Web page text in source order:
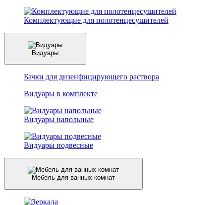
Комплектующие для полотенцесушителей
Видуары
Бачки для дизенфицирующего раствора
Видуары в комплекте
Видуары напольные
Видуары подвесные
Мебель для ванных комнат